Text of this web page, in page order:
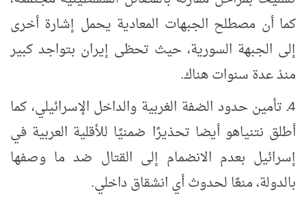
كما أن مصطلح الجبهات المعادية يحمل إشارة أخرى
إلى الجبهة السورية، حيث تحظى إيران بتواجد كبير
منذ عدة سنوات هناك.
4ـ تأمين حدود الضفة الغربية والداخل الإسرائيلي، كما
أطلق نتنياهو أيضا تحذيرًا ضمنيًا للأقلية العربية في
إسرائيل بعدم الانضمام إلى القتال ضد ما وصفها
بالدولة، منعًا لحدوث أي انشقاق داخلي.